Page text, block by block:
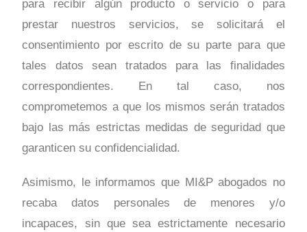
para recibir algún producto o servicio o para
prestar nuestros servicios, se solicitará el
consentimiento por escrito de su parte para que
tales datos sean tratados para las finalidades
correspondientes. En tal caso, nos
comprometemos a que los mismos serán tratados
bajo las más estrictas medidas de seguridad que
garanticen su confidencialidad.
Asimismo, le informamos que MI&P abogados no
recaba datos personales de menores y/o
incapaces, sin que sea estrictamente necesario